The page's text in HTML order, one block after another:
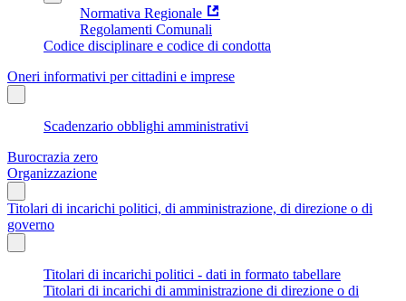
Normativa Regionale
Regolamenti Comunali
Codice disciplinare e codice di condotta
Oneri informativi per cittadini e imprese
Scadenzario obblighi amministrativi
Burocrazia zero
Organizzazione
Titolari di incarichi politici, di amministrazione, di direzione o di
governo
Titolari di incarichi politici - dati in formato tabellare
Titolari di incarichi di amministrazione di direzione o di